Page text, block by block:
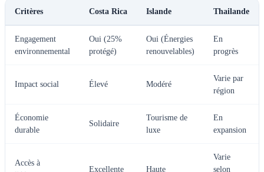
Critères Costa Rica Islande Thailande
Engagement
environnemental
Oui (25%
protégé)
Oui (Énergies
renouvelables)
En
progrès
Impact social Élevé Modéré
Varie par
région
Économie
durable
Solidaire
Tourisme de
luxe
En
expansion
Accès à
Excellente Haute
Varie
selon